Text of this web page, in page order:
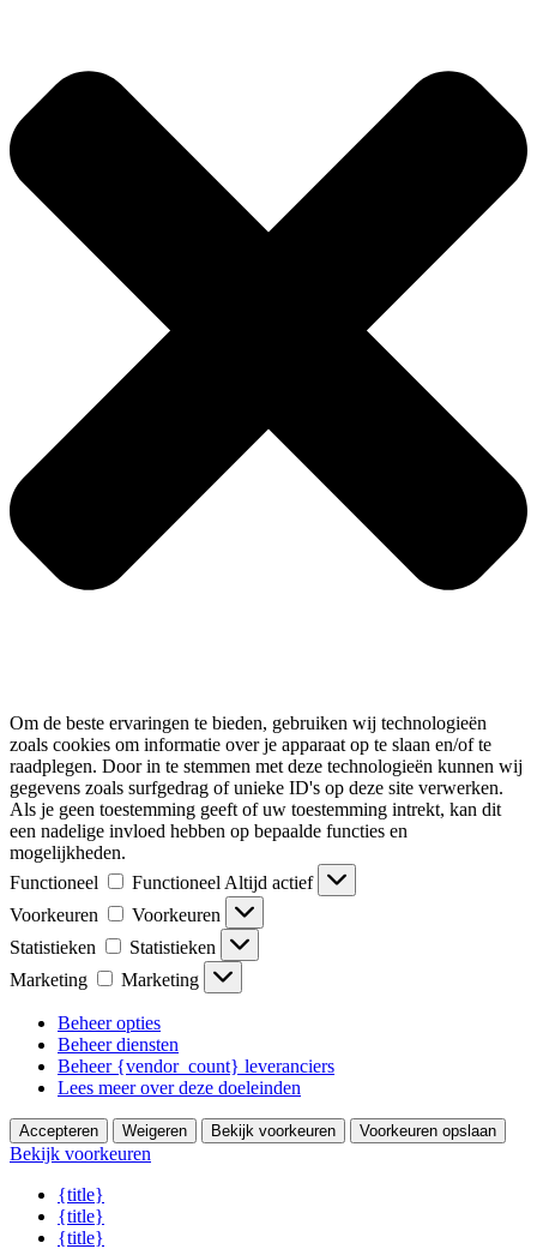
Om de beste ervaringen te bieden, gebruiken wij technologieën
zoals cookies om informatie over je apparaat op te slaan en/of te
raadplegen. Door in te stemmen met deze technologieën kunnen wij
gegevens zoals surfgedrag of unieke ID's op deze site verwerken.
Als je geen toestemming geeft of uw toestemming intrekt, kan dit
een nadelige invloed hebben op bepaalde functies en
mogelijkheden.
Functioneel
Functioneel Altijd actief
Voorkeuren
Voorkeuren
Statistieken
Statistieken
Marketing
Marketing
Beheer opties
Beheer diensten
Beheer {vendor_count} leveranciers
Lees meer over deze doeleinden
Accepteren Weigeren Bekijk voorkeuren Voorkeuren opslaan
Bekijk voorkeuren
{title}
{title}
{title}